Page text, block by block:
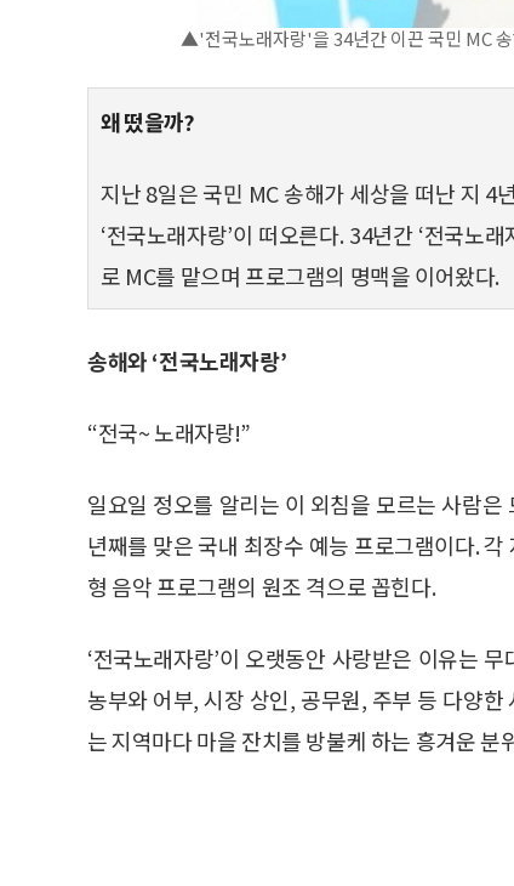
▲'전국노래자랑'을 34년간 이끈 국민 MC
왜 떴을까?
지난 8일은 국민 MC 송해가 세상을 떠난 지 4
‘전국노래자랑’이 떠오른다. 34년간 ‘전국노
로 MC를 맡으며 프로그램의 명맥을 이어왔다.
송해와 ‘전국노래자랑’
“전국~ 노래자랑!”
일요일 정오를 알리는 이 외침을 모르는 사람은
년째를 맞은 국내 최장수 예능 프로그램이다.
형 음악 프로그램의 원조 격으로 꼽힌다.
‘전국노래자랑’이 오랫동안 사랑받은 이유는
농부와 어부, 시장 상인, 공무원, 주부 등 다양
는 지역마다 마을 잔치를 방불케 하는 흥겨운